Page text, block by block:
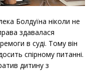
Болдуїна ніколи не
здавалася
в суді. Тому він
спірному питанні.
дитину з